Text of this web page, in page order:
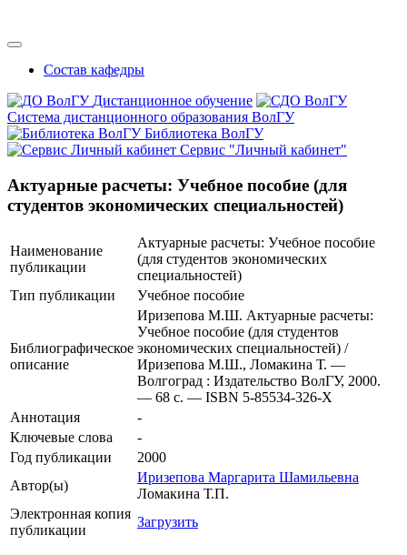
Состав кафедры
Дистанционное обучение
Система дистанционного образования ВолГУ
Библиотека ВолГУ
Сервис "Личный кабинет"
Актуарные расчеты: Учебное пособие (для
студентов экономических специальностей)
Наименование
публикации
Актуарные расчеты: Учебное пособие
(для студентов экономических
специальностей)
Тип публикации
Учебное пособие
Библиографическое
описание
Иризепова М.Ш. Актуарные расчеты:
Учебное пособие (для студентов
экономических специальностей) /
Иризепова М.Ш., Ломакина Т. —
Волгоград : Издательство ВолГУ, 2000.
— 68 с. — ISBN 5-85534-326-Х
Аннотация
-
Ключевые cлова
-
Год публикации
2000
Автор(ы)
Иризепова Маргарита Шамильевна
Ломакина Т.П.
Электронная копия
публикации
Загрузить